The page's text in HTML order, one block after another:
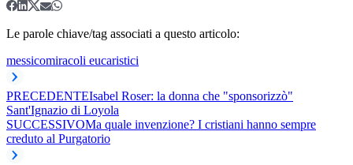
Le parole chiave/tag associati a questo articolo:
messicomiracoli eucaristici
PRECEDENTEIsabel Roser: la donna che "sponsorizzò"
Sant'Ignazio di Loyola
SUCCESSIVOMa quale invenzione? I cristiani hanno sempre
creduto al Purgatorio